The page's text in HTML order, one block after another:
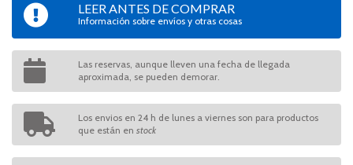
LEER ANTES DE COMPRAR
Información sobre envíos y otras cosas
Las reservas, aunque lleven una fecha de llegada
aproximada, se pueden demorar.
Los envios en 24 h de lunes a viernes son para productos
que están en stock